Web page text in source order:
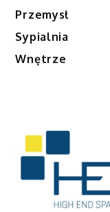
Przemysł
Sypialnia
Wnętrze